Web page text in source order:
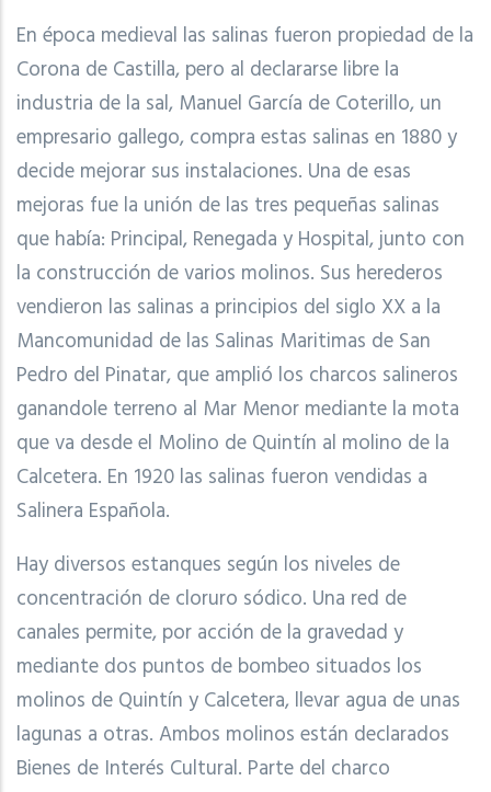
En época medieval las salinas fueron propiedad de la
Corona de Castilla, pero al declararse libre la
industria de la sal, Manuel García de Coterillo, un
empresario gallego, compra estas salinas en 1880 y
decide mejorar sus instalaciones. Una de esas
mejoras fue la unión de las tres pequeñas salinas
que había: Principal, Renegada y Hospital, junto con
la construcción de varios molinos. Sus herederos
vendieron las salinas a principios del siglo XX a la
Mancomunidad de las Salinas Maritimas de San
Pedro del Pinatar, que amplió los charcos salineros
ganandole terreno al Mar Menor mediante la mota
que va desde el Molino de Quintín al molino de la
Calcetera. En 1920 las salinas fueron vendidas a
Salinera Española.
Hay diversos estanques según los niveles de
concentración de cloruro sódico. Una red de
canales permite, por acción de la gravedad y
mediante dos puntos de bombeo situados los
molinos de Quintín y Calcetera, llevar agua de unas
lagunas a otras. Ambos molinos están declarados
Bienes de Interés Cultural. Parte del charco